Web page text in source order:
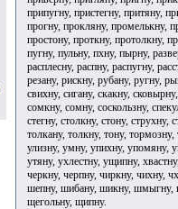
припугну, пристегну, притяну,
прогну, прокляну, промелькну,
простону, проткну, протолкну,
пугну, пульну, пхну, пырну,
расплесну, распну, распугну,
резану, рискну, рубану, ругну,
свихну, сигану, скакну,
сомкну, сомну, соскользну,
стегну, столкну, стону, струхну,
толкану, толкну, тону,
улизну, умну, упихну, упомяну,
утяну, ухлестну, ущипну,
черкну, черпну, чиркну, чихну,
шепну, шибану, шикну, шмыгну,
щегольну, щипну.